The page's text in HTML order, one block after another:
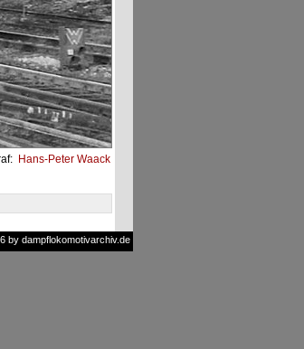
Hans-Peter Waack
by dampflokomotivarchiv.de